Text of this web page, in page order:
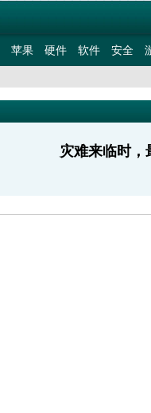
苹果 硬件 软件 安全
灾难来临时，